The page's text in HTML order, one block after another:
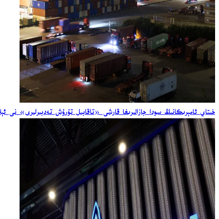
خىتاي ئامېرىكانىڭ سودا جازالىرىغا قارشى «تاقابىل تۇرۇش تەدبىرلىرى» نى